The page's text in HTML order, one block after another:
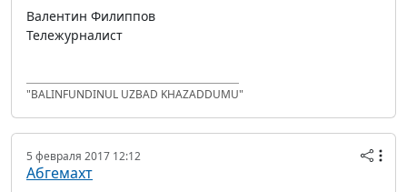
Валентин Филиппов
Тележурналист
"BALINFUNDINUL UZBAD KHAZADDUMU"
5 февраля 2017 12:12
Абгемахт